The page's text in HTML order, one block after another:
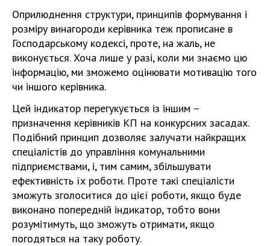
Оприлюднення структури, принципів формування і
розміру винагороди керівника теж прописане в
Господарському кодексі, проте, на жаль, не
виконується. Хоча лише у разі, коли ми знаємо цю
інформацію, ми зможемо оцінювати мотивацію того
чи іншого керівника.
Цей індикатор перегукується із іншим –
призначення керівників КП на конкурсних засадах.
Подібний принцип дозволяє залучати найкращих
спеціалістів до управління комунальними
підприємствами, і, тим самим, збільшувати
ефективність їх роботи. Проте такі спеціалісти
зможуть зголоситися до цієї роботи, якщо буде
виконано попередній індикатор, тобто вони
розумітимуть, що зможуть отримати, якщо
погодяться на таку роботу.